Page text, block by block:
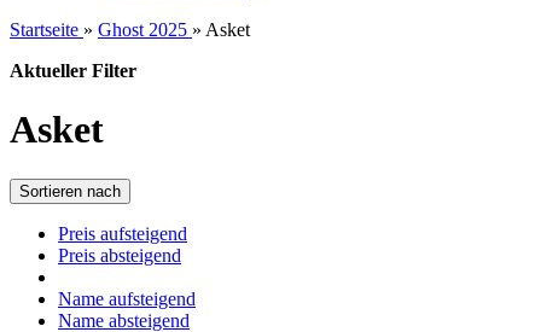
Startseite » Ghost 2025 » Asket
Aktueller Filter
Asket
Sortieren nach
Preis aufsteigend
Preis absteigend
Name aufsteigend
Name absteigend